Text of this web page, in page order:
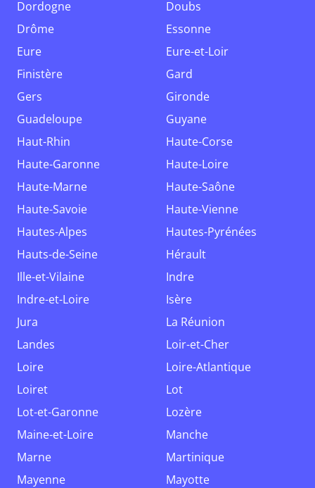
Dordogne
Doubs
Drôme
Essonne
Eure
Eure-et-Loir
Finistère
Gard
Gers
Gironde
Guadeloupe
Guyane
Haut-Rhin
Haute-Corse
Haute-Garonne
Haute-Loire
Haute-Marne
Haute-Saône
Haute-Savoie
Haute-Vienne
Hautes-Alpes
Hautes-Pyrénées
Hauts-de-Seine
Hérault
Ille-et-Vilaine
Indre
Indre-et-Loire
Isère
Jura
La Réunion
Landes
Loir-et-Cher
Loire
Loire-Atlantique
Loiret
Lot
Lot-et-Garonne
Lozère
Maine-et-Loire
Manche
Marne
Martinique
Mayenne
Mayotte